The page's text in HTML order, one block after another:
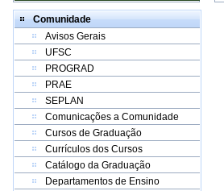
Comunidade
Avisos Gerais
UFSC
PROGRAD
PRAE
SEPLAN
Comunicações a Comunidade
Cursos de Graduação
Currículos dos Cursos
Catálogo da Graduação
Departamentos de Ensino